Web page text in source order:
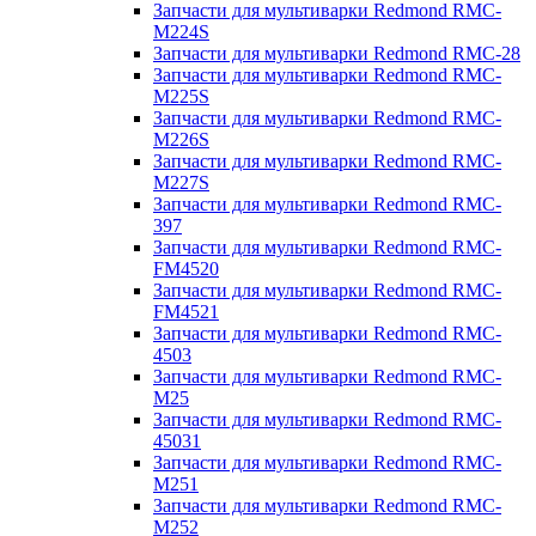
Запчасти для мультиварки Redmond RMC-
M224S
Запчасти для мультиварки Redmond RMC-28
Запчасти для мультиварки Redmond RMC-
M225S
Запчасти для мультиварки Redmond RMC-
M226S
Запчасти для мультиварки Redmond RMC-
M227S
Запчасти для мультиварки Redmond RMC-
397
Запчасти для мультиварки Redmond RMC-
FM4520
Запчасти для мультиварки Redmond RMC-
FM4521
Запчасти для мультиварки Redmond RMC-
4503
Запчасти для мультиварки Redmond RMC-
M25
Запчасти для мультиварки Redmond RMC-
45031
Запчасти для мультиварки Redmond RMC-
M251
Запчасти для мультиварки Redmond RMC-
M252